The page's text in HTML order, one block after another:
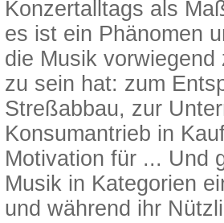
Konzertalltags als
es ist ein Phänomen
die Musik
zu sein hat: zum
Streßabbau, zur
Konsumantrieb in
Motivation für ... Und
Musik in Kategorien
und während ihr